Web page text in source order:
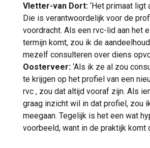
Vletter-van Dort: ‘Het primaat ligt
Die is verantwoordelijk voor de
voordracht. Als een rvc-lid aan het
termijn komt, zou ik de
mezelf consulteren over diens
Oosterveer: ‘Als ik ze al zou
te krijgen op het profiel van een
rvc , zou dat altijd vooraf zijn. Als
graag inzicht wil in dat profiel, zou
meegaan. Tegelijk is het een wat
voorbeeld, want in de praktijk komt